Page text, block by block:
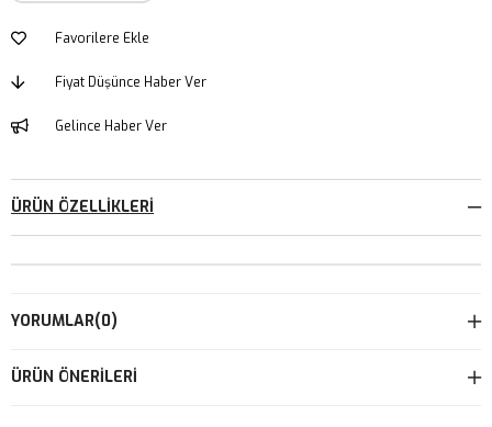
Favorilere Ekle
Fiyat Düşünce Haber Ver
Gelince Haber Ver
ÜRÜN ÖZELLIKLERI
YORUMLAR(0)
ÜRÜN ÖNERILERI